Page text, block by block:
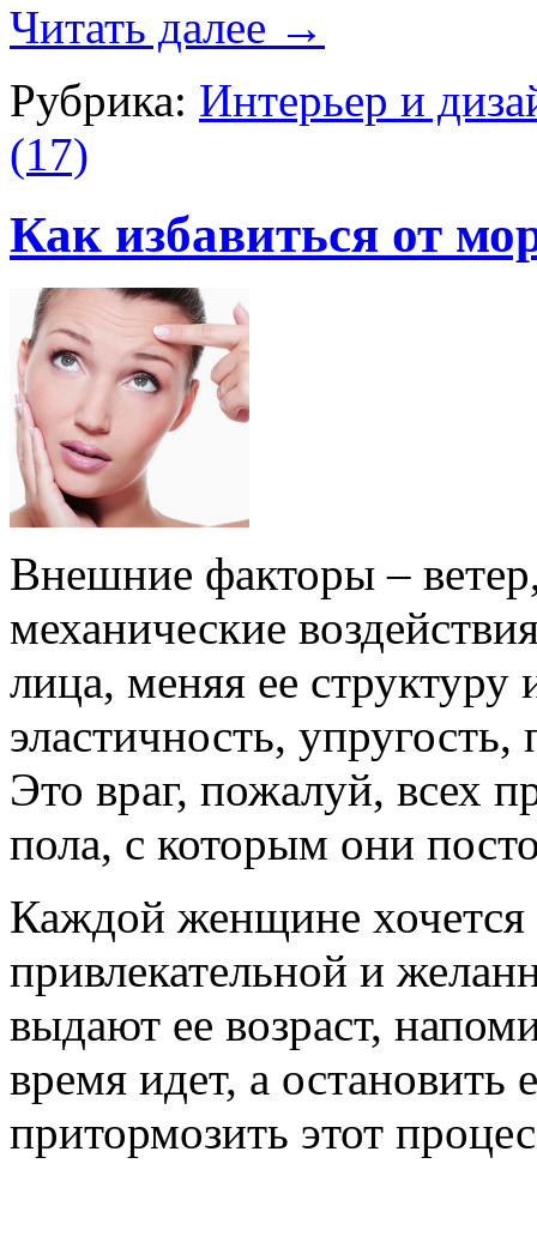
Читать далее →
Рубрика: Интерьер и
(17)
Как избавиться от
Внешние факторы –
механические
лица, меняя ее
эластичность,
Это враг, пожалуй, всех
пола, с которым они
Каждой женщине хочется
привлекательной и
выдают ее возраст,
время идет, а
притормозить этот